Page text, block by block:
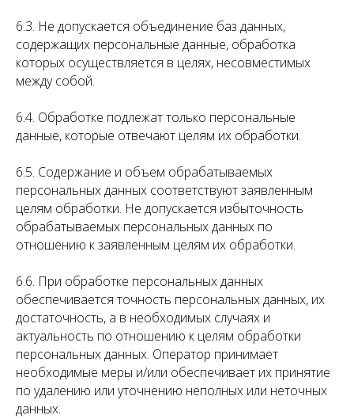
6.3. Не допускается объединение баз данных,
содержащих персональные данные, обработка
которых осуществляется в целях, несовместимых
между собой.
6.4. Обработке подлежат только персональные
данные, которые отвечают целям их обработки.
6.5. Содержание и объем обрабатываемых
персональных данных соответствуют заявленным
целям обработки. Не допускается избыточность
обрабатываемых персональных данных по
отношению к заявленным целям их обработки.
6.6. При обработке персональных данных
обеспечивается точность персональных данных, их
достаточность, а в необходимых случаях и
актуальность по отношению к целям обработки
персональных данных. Оператор принимает
необходимые меры и/или обеспечивает их принятие
по удалению или уточнению неполных или неточных
данных.